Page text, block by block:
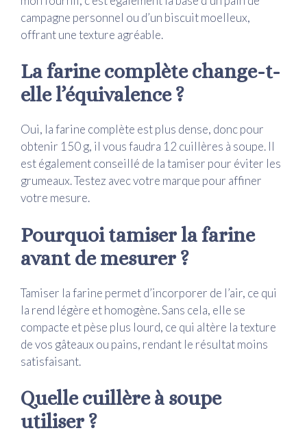
campagne personnel ou d’un biscuit moelleux,
offrant une texture agréable.
La farine complète change-t-
elle l’équivalence ?
Oui, la farine complète est plus dense, donc pour
obtenir 150 g, il vous faudra 12 cuillères à soupe. Il
est également conseillé de la tamiser pour éviter les
grumeaux. Testez avec votre marque pour affiner
votre mesure.
Pourquoi tamiser la farine
avant de mesurer ?
Tamiser la farine permet d’incorporer de l’air, ce qui
la rend légère et homogène. Sans cela, elle se
compacte et pèse plus lourd, ce qui altère la texture
de vos gâteaux ou pains, rendant le résultat moins
satisfaisant.
Quelle cuillère à soupe
utiliser ?